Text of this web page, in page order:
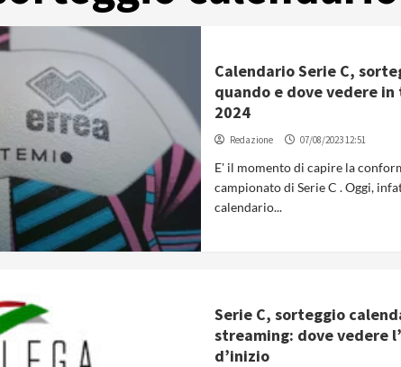
Calendario Serie C,
quando e dove vedere
2024
Redazione 07/08/2023 12:51
E' il momento di capire la
campionato di Serie C . Oggi,
calendario...
Serie C, sorteggio
streaming: dove vedere
d’inizio